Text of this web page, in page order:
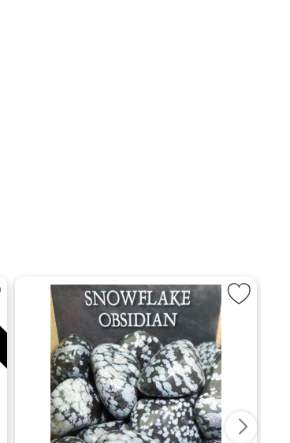
som favoritMarkera Snöflingeobsidian -